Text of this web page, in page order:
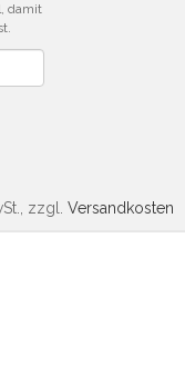
damit
zzgl. Versandkosten